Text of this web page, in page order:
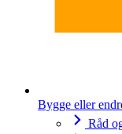
Bygge eller
Råd